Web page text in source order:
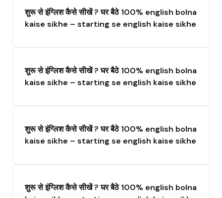
शुरू से इंग्लिश कैसे सीखें ? घर बैठे 100% english bolna
kaise sikhe – starting se english kaise sikhe
शुरू से इंग्लिश कैसे सीखें ? घर बैठे 100% english bolna
kaise sikhe – starting se english kaise sikhe
शुरू से इंग्लिश कैसे सीखें ? घर बैठे 100% english bolna
kaise sikhe – starting se english kaise sikhe
शुरू से इंग्लिश कैसे सीखें ? घर बैठे 100% english bolna